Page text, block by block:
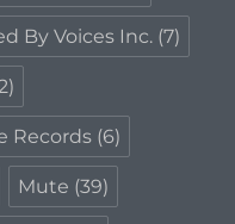
By Voices Inc. (7)
Records (6)
Mute (39)